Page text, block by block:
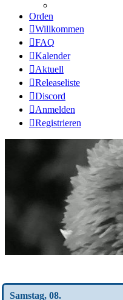
Orden
Willkommen
FAQ
Kalender
Aktuell
Releaseliste
Discord
Anmelden
Registrieren
Samstag, 08.